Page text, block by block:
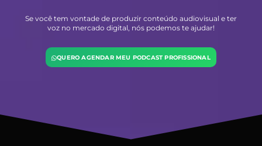
Se você tem vontade de produzir conteúdo audiovisual e ter
voz no mercado digital, nós podemos te ajudar!
QUERO AGENDAR MEU PODCAST PROFISSIONAL